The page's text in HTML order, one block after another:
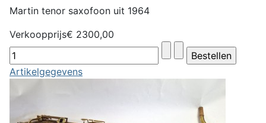
Martin tenor saxofoon uit 1964
Verkoopprijs€ 2300,00
Artikelgegevens